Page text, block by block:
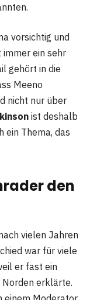
vorsichtig und
ein sehr
gehört in die
Meeno
nicht nur über
ist deshalb
ein Thema, das
den
vielen Jahren
war für viele
er fast ein
erklärte.